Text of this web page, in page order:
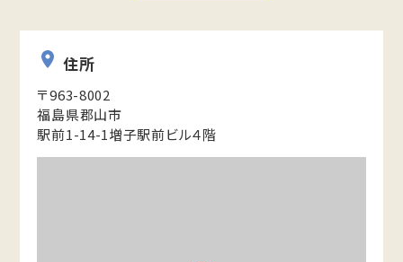
住所
〒963-8002
福島県郡山市
駅前1-14-1増子駅前ビル４階